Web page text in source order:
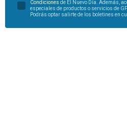
Condiciones de El Nuevo Día. Además,
especiales de productos o servicios de
Podrás optar salirte de los boletines en